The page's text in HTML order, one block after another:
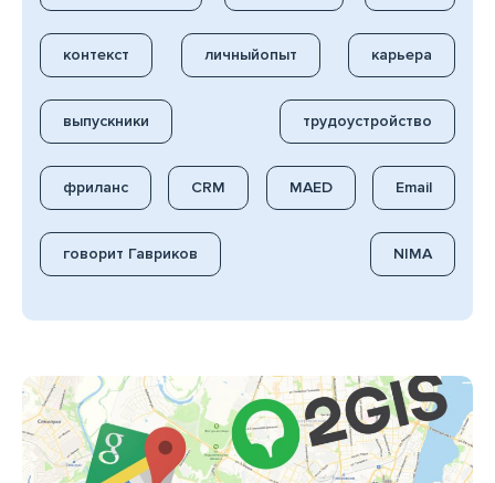
контекст личныйопыт карьера
выпускники трудоустройство
фриланс CRM MAED Email
говорит Гавриков NIMA